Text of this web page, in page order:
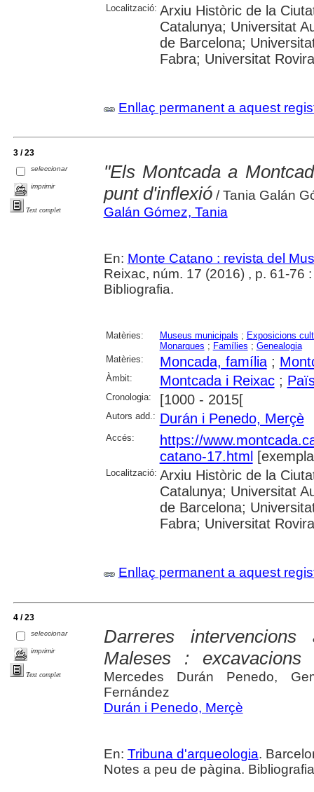
Localització: Arxiu Històric de la
Catalunya; Universitat
de Barcelona;
Fabra; Universitat
Enllaç permanent a aquest
3 / 23
seleccionar
imprimir
Text complet
"Els Montcada a
punt d'inflexió/ Tania Galán
Galán Gómez, Tania
En: Monte Catano : revista del
Reixac, núm. 17 (2016) , p. 61-76 :
Bibliografia.
Matèries: Museus municipals ; Exposicions
Monarques ; Famílies ; Genealogia
Matèries:
Moncada, família;
Àmbit: Montcada i Reixac;
Cronologia: [1000 - 2015[
Autors add.: Durán i Penedo, Merçè
Accés:
https://
catano-17.html
Localització: Arxiu Històric de la
Catalunya; Universitat
de Barcelona;
Fabra; Universitat
Enllaç permanent a aquest
4 / 23
seleccionar
imprimir
Text complet
Darreres
Maleses :
Mercedes Durán Penedo,
Fernández
Durán i Penedo, Merçè
En: Tribuna d'arqueologia.
Notes a peu de pàgina.